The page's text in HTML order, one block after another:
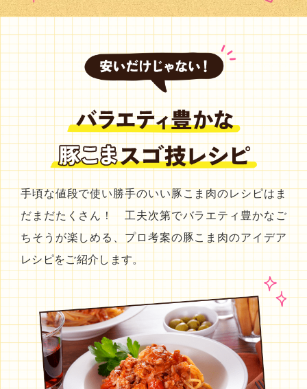
手頃な値段で使い勝手のいい豚こま肉のレシピはま
だまだたくさん！ 工夫次第でバラエティ豊かなご
ちそうが楽しめる、プロ考案の豚こま肉のアイデア
レシピをご紹介します。